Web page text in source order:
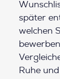
später
welchen
Ruhe